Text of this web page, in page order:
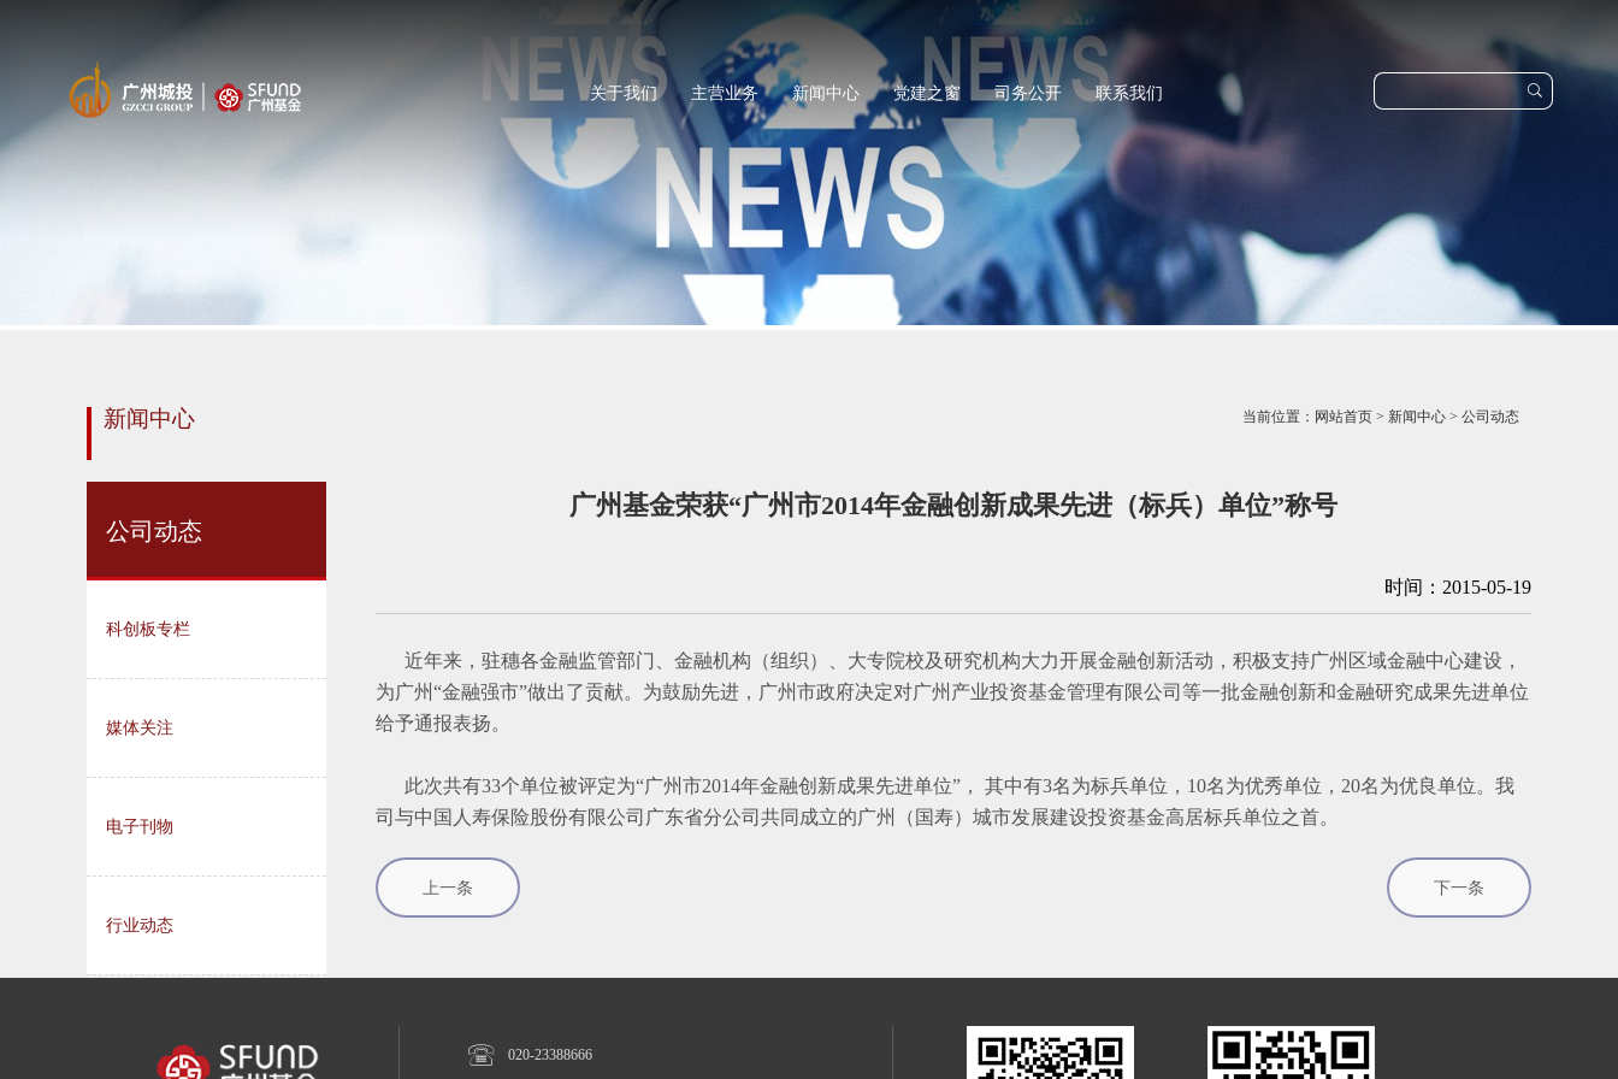
关于我们 主营业务 新闻中心 党建之窗 司务公开 联系我们 
新闻中心
公司动态
科创板专栏
媒体关注
电子刊物
行业动态
当前位置： 网站首页 > 新闻中心 > 公司动态
广州基金荣获“广州市2014年金融创新成果先进（标兵）单位”称号
时间：2015-05-19
近年来，驻穗各金融监管部门、金融机构（组织）、大专院校及研究机构大力开展金融创新活动，积极支持广州区域金融中心建设，
为广州“金融强市”做出了贡献。为鼓励先进，广州市政府决定对广州产业投资基金管理有限公司等一批金融创新和金融研究成果先进单位
给予通报表扬。
此次共有33个单位被评定为“广州市2014年金融创新成果先进单位”， 其中有3名为标兵单位，10名为优秀单位，20名为优良单位。我
司与中国人寿保险股份有限公司广东省分公司共同成立的广州（国寿）城市发展建设投资基金高居标兵单位之首。
上一条 下一条
 020-23388666